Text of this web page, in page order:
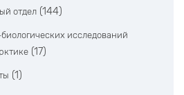
отдел (144)
исследований
(17)
(1)